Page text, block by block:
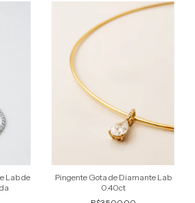
Lab de
Pingente Gota de Diamante Lab
0.40ct